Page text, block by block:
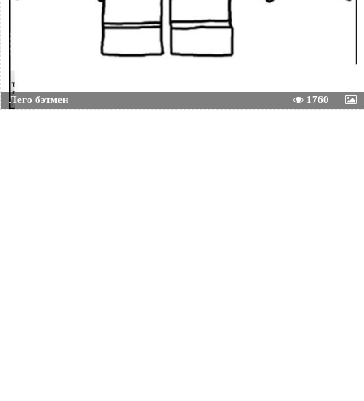
Лего бэтмен 1760